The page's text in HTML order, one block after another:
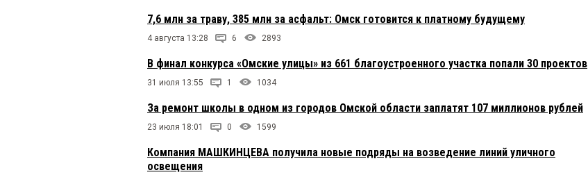
7,6 млн за траву, 385 млн за асфальт: Омск готовится к платному будущему
4 августа 13:28 6 2893
В финал конкурса «Омские улицы» из 661 благоустроенного участка попали 30 проектов
31 июля 13:55 1 1034
За ремонт школы в одном из городов Омской области заплатят 107 миллионов рублей
23 июля 18:01 0 1599
Компания МАШКИНЦЕВА получила новые подряды на возведение линий уличного
освещения